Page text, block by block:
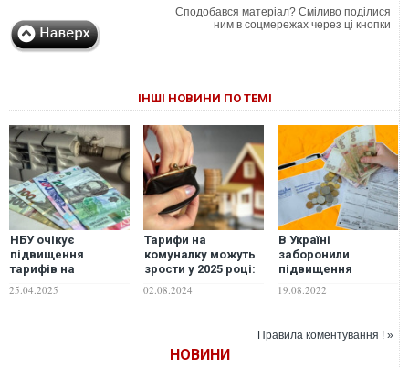
Сподобався матеріал? Сміливо поділися
ним в соцмережах через ці кнопки
ІНШІ НОВИНИ ПО ТЕМІ
НБУ очікує
підвищення
тарифів на
Україні: коли це
25.04.2025
Тарифи на
комуналку можуть
зрости у 2025 році:
02.08.2024
В Україні
заборонили
підвищення
комуналку:
мораторій
19.08.2022
Правила коментування ! »
НОВИНИ